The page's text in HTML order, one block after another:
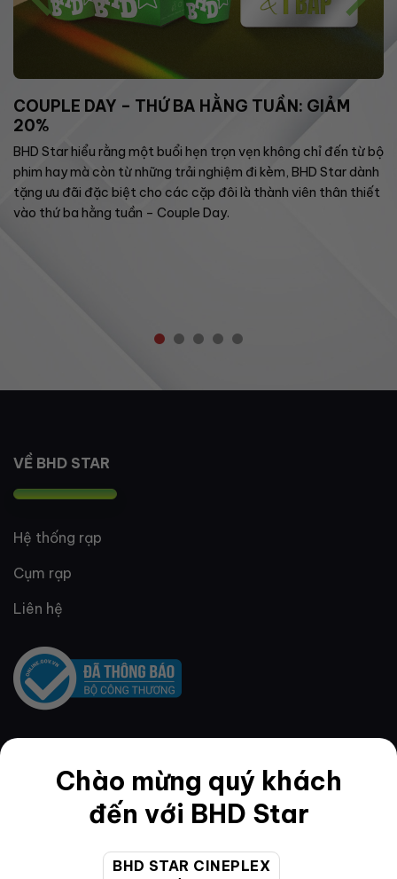
Chào mừng quý khách
đến với BHD Star
BHD STAR CINEPLEX
COUPLE DAY – THỨ BA HẰNG TUẦN: GIẢM
20%
BHD Star hiểu rằng một buổi hẹn trọn vẹn không chỉ đến từ bộ
phim hay mà còn từ những trải nghiệm đi kèm, BHD Star dành
tặng ưu đãi đặc biệt cho các cặp đôi là thành viên thân thiết
vào thứ ba hằng tuần – Couple Day.
VỀ BHD STAR
Hệ thống rạp
Cụm rạp
Liên hệ
QUY ĐỊNH & ĐIỀU KHOẢN